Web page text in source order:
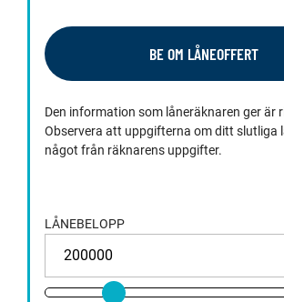
BE OM LÅNEOFFERT
Den information som låneräknaren ger är
Observera att uppgifterna om ditt slutliga
något från räknarens uppgifter.
LÅNEBELOPP